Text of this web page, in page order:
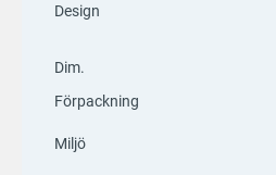
Design
Dim.
Förpackning
Miljö